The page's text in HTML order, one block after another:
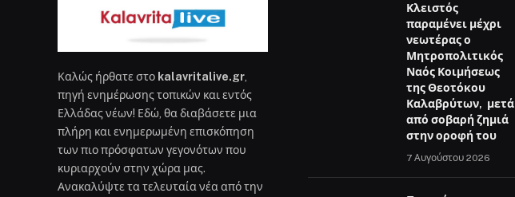
Καλώς ήρθατε στο kalavritalive.gr
πηγή ενημέρωσης τοπικών και εντός
Ελλάδας νέων! Εδώ, θα διαβάσετε μια
πλήρη και ενημερωμένη επισκόπηση
των πιο πρόσφατων γεγονότων που
κυριαρχούν στην χώρα μας.
Ανακαλύψτε τα τελευταία νέα από την
Κλειστός
παραμένει μέχρι
νεωτέρας ο
Μητροπολιτικός
Ναός Κοιμήσεως
της Θεοτόκου
Καλαβρύτων, μετά
από σοβαρή ζημιά
στην οροφή του
7 Αυγούστου 2026